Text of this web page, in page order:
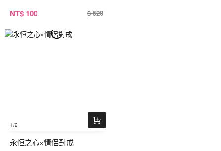
NT$ 100 $ 520
1/2
永恒之心×情侶對戒